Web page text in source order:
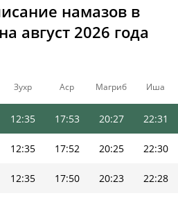
намазов в
август 2026 года
Зухр Аср Магриб Иша
12:35 17:57 20:34 22:34
12:35 17:54 20:29 22:32
12:35 17:53 20:27 22:31
12:35 17:52 20:25 22:30
12:35 17:50 20:23 22:28